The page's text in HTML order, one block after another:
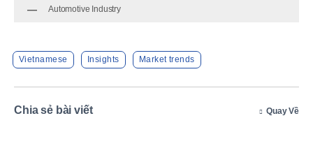
Automotive Industry
Vietnamese Insights Market trends
Chia sẻ bài viết Quay Về